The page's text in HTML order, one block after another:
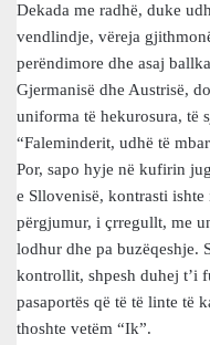
Dekada me radhë, duke
vendlindje, vëreja
perëndimore dhe asaj
Gjermanisë dhe Austrisë,
uniforma të hekurosura, të
“Faleminderit, udhë të
Por, sapo hyje në kufirin
e Sllovenisë, kontrasti
përgjumur, i çrregullt, me
lodhur dhe pa buzëqeshje.
kontrollit, shpesh duhej t’i
pasaportës që të të linte të
thoshte vetëm “Ik”.